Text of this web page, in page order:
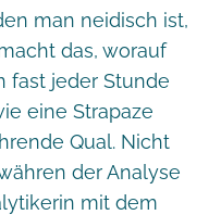
man neidisch ist,
das, worauf
fast jeder Stunde
eine Strapaze
Qual. Nicht
der Analyse
mit dem